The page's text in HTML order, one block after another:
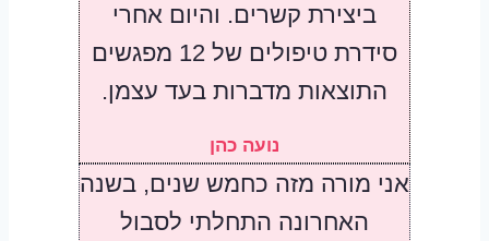
ביצירת קשרים. והיום אחרי
סידרת טיפולים של 12 מפגשים
התוצאות מדברות בעד עצמן.
נועה כהן
אני מורה מזה כחמש שנים, בשנה
האחרונה התחלתי לסבול